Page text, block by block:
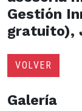
Gestión
gratuito),
VOLVER
Galería